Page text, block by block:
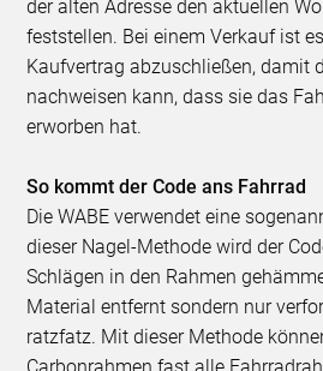
der alten Adresse den aktuellen
feststellen. Bei einem Verkauf ist
Kaufvertrag abzuschließen, damit
nachweisen kann, dass sie das
erworben hat.
So kommt der Code ans Fahrrad
Die WABE verwendet eine
dieser Nagel-Methode wird der
Schlägen in den Rahmen
Material entfernt sondern nur
ratzfatz. Mit dieser Methode